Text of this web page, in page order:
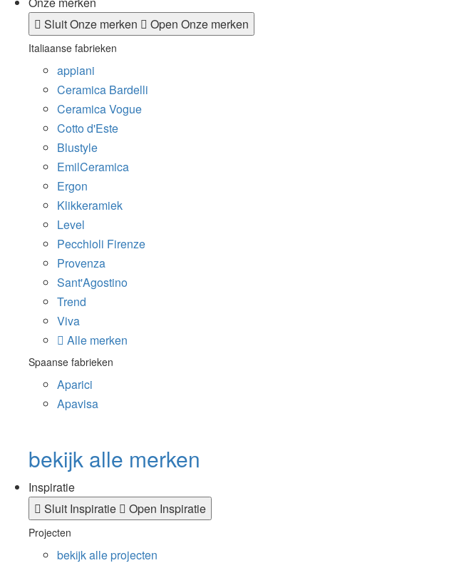
Sluit Onze merken
Open Onze merken
Italiaanse fabrieken
appiani
Ceramica Bardelli
Ceramica Vogue
Cotto d'Este
Blustyle
EmilCeramica
Ergon
Klikkeramiek
Level
Pecchioli Firenze
Provenza
Sant'Agostino
Trend
Viva
Alle merken
Spaanse fabrieken
Aparici
Apavisa
bekijk alle merken
Inspiratie
Sluit Inspiratie
Open Inspiratie
Projecten
bekijk alle projecten